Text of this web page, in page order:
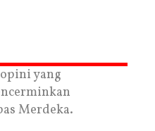
yang
Merdeka.